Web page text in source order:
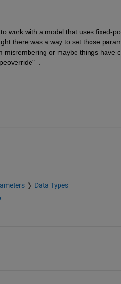
work with a model that uses fixed-
there was a way to set those
or maybe things have
.
Data Types